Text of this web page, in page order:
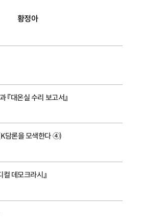
황정아
『대온실 수리 보고서』
담론을 모색한다 ④)
컬 데모크라시』